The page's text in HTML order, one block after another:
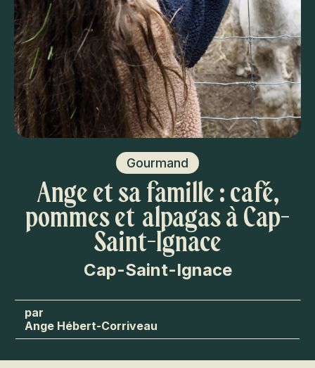
Gourmand
Ange et sa famille : café,
pommes et alpagas à Cap-
Saint-Ignace
Cap-Saint-Ignace
Ange Hébert-Corriveau